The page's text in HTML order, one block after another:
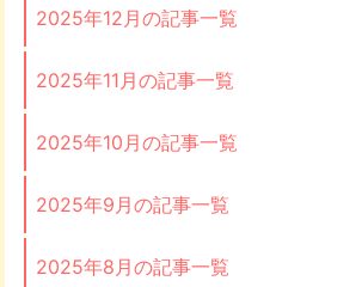
2025年12月の記事一覧
2025年11月の記事一覧
2025年10月の記事一覧
2025年9月の記事一覧
2025年8月の記事一覧